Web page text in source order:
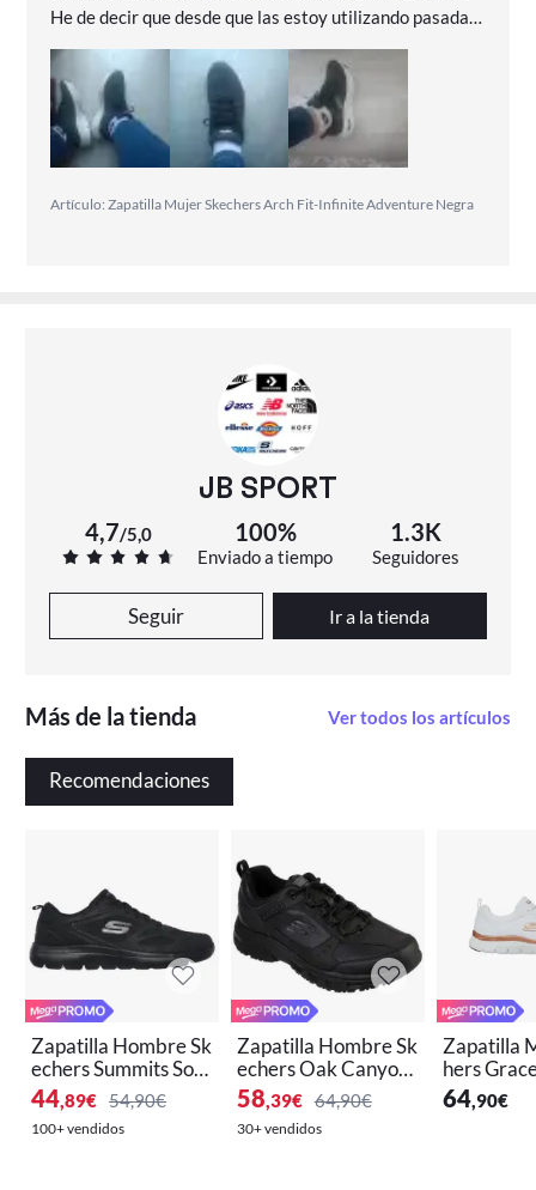
He de decir que desde que las estoy utilizando pasada
una semana, el dolor plantar se ha reducido incluso hay
días que ni me duele. Estéticamente no será lo más
bonito del mundo, pero comodidad y confort 100%. para
mí ha sido una de las mejores compras que he hecho.
Skechers no decepciona. En cuanto al vendedor, un 10.
el punto de entrega una vez la empresa tuvo mi
Artículo: Zapatilla Mujer Skechers Arch Fit-Infinite Adventure Negra
JB SPORT
4,7/5,0 100%
Enviado a tiempo
1.3K
Seguidores
Seguir Ir a la tienda
Más de la tienda Ver todos los artículos
Recomendaciones
Zapatilla Hombre Sk
echers Summits Sout
h Rim Negro
44,89€ 54,90€
100+ vendidos
Zapatilla Hombre Sk
echers Oak Canyon
Negro
58,39€ 64,90€
30+ vendidos
Zapatilla
hers
o/Dorado
64,90€